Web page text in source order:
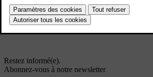
en cas de risque de collision